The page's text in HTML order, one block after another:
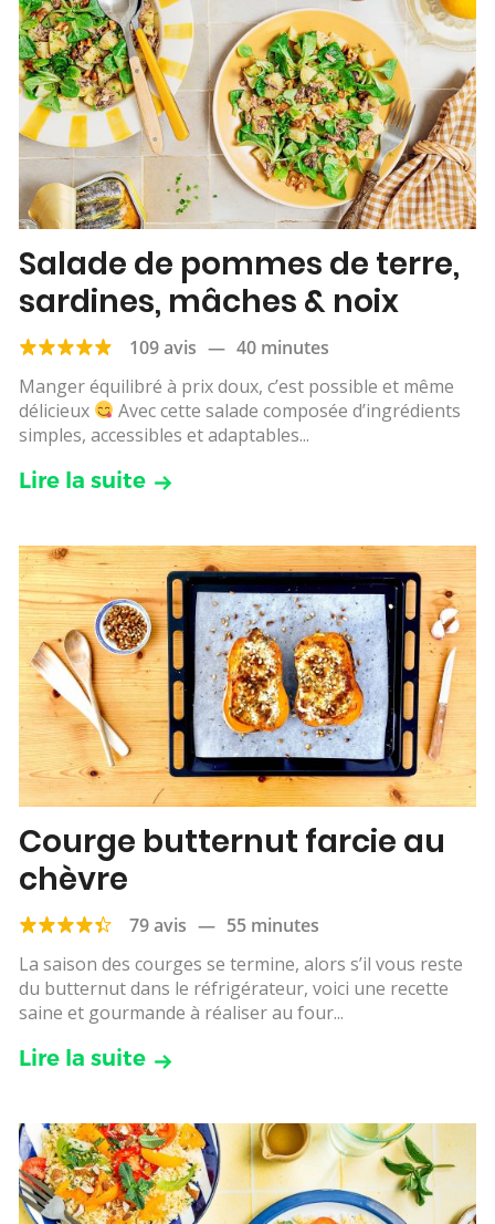
Salade de pommes de terre,
sardines, mâches & noix
109 avis — 40 minutes
Manger équilibré à prix doux, c’est possible et même
délicieux
Avec cette salade composée d’ingrédients
simples, accessibles et adaptables...
Lire la suite
Courge butternut farcie au
chèvre
79 avis — 55 minutes
La saison des courges se termine, alors s’il vous reste
du butternut dans le réfrigérateur, voici une recette
saine et gourmande à réaliser au four...
Lire la suite